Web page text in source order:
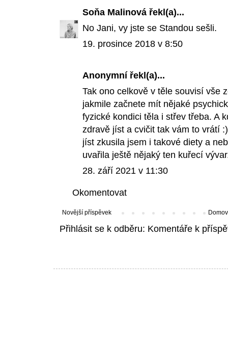
Soňa Malinová řekl(a)...
No Jani, vy jste se Standou sešli.
19. prosince 2018 v 8:50
Anonymní řekl(a)...
Tak ono celkově v těle souvisí vše
jakmile začnete mít nějaké
fyzické kondici těla i střev třeba. A
zdravě jíst a cvičit tak vám to vrátí
jíst zkusila jsem i takové diety a
uvařila ještě nějaký ten kuřecí
28. září 2021 v 11:30
Okomentovat
Novější příspěvek
Přihlásit se k odběru: Komentáře k